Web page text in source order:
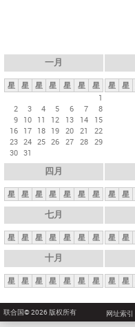
一月
星 星 星 星 星 星
星
1
2
3 4 5 6 7
8
9 10 11 12 13 14
15
16 17 18 19 20 21
22
23 24 25 26 27 28 29
30 31
星 星
四月
星 星 星 星 星 星 星 星 星
七月
星 星 星 星 星 星 星 星 星
十月
星 星 星 星 星 星 星 星 星
联合国© 2026 版权所有 网址索引